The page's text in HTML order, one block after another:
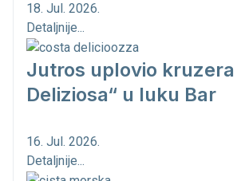
18. Jul. 2026.
Detaljnije...
Jutros uplovio kruzera
Deliziosa“ u luku Bar
16. Jul. 2026.
Detaljnije...